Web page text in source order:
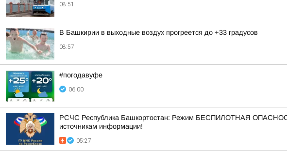
08:51
В Башкирии в выходные воздух прогреется до +33 градусов
08:57
#погодавуфе
06:00
РСЧС Республика Башкортостан: Режим БЕСПИЛОТНАЯ
источникам информации!
05:27